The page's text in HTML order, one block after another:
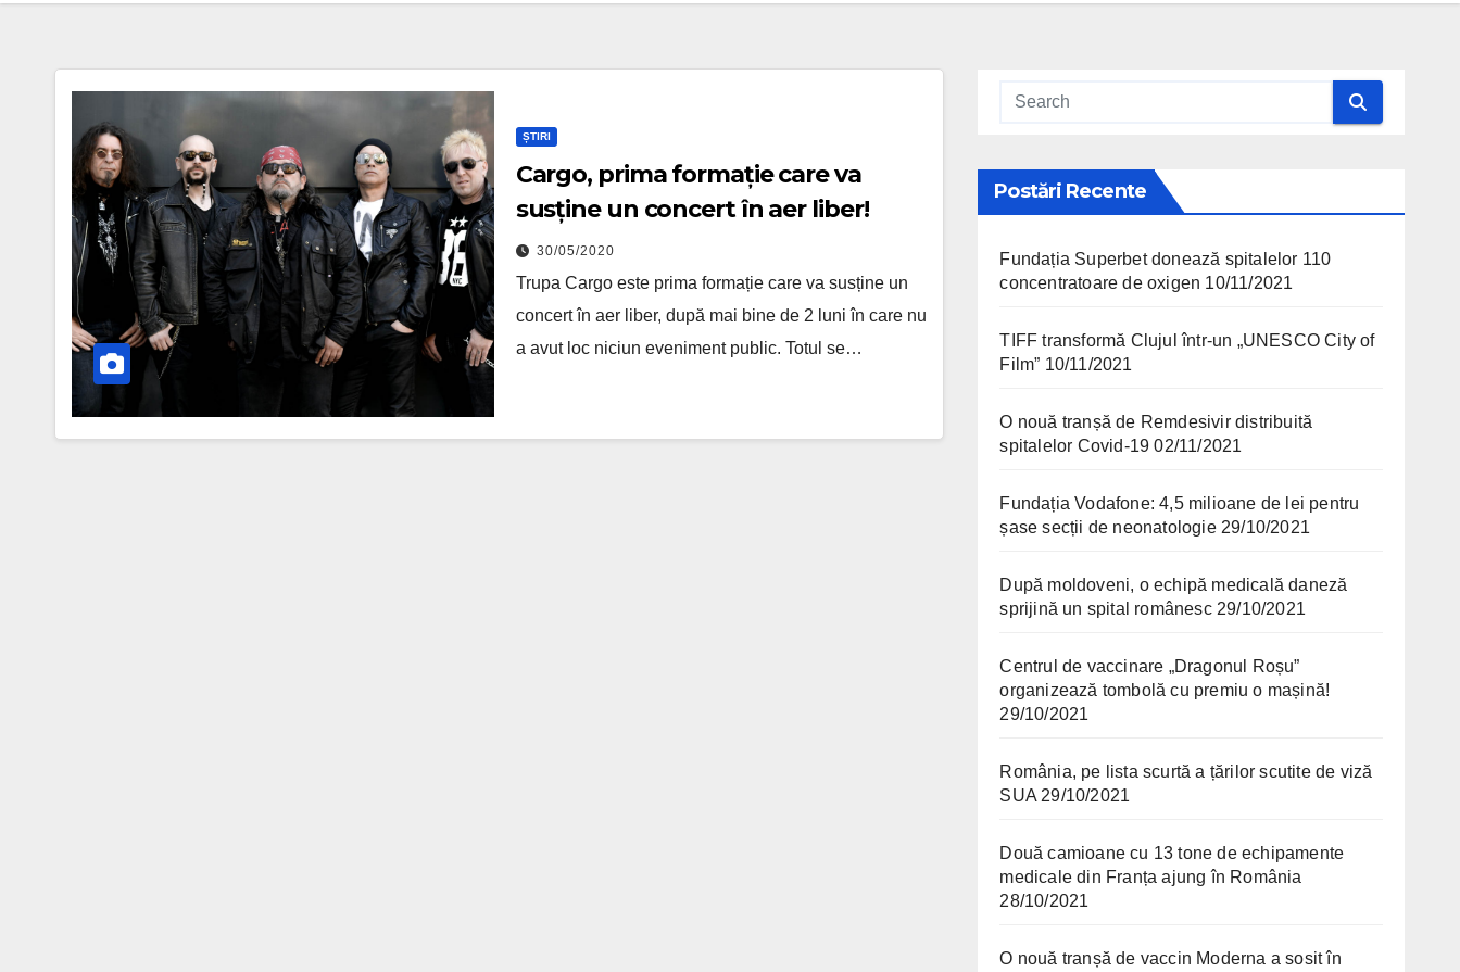
ȘTIRI
Cargo, prima formație care va
susține un concert în aer liber!
30/05/2020
Trupa Cargo este prima formație care va susține un
concert în aer liber, după mai bine de 2 luni în care nu
a avut loc niciun eveniment public. Totul se…
Postări Recente
Fundația Superbet donează spitalelor 110
concentratoare de oxigen 10/11/2021
TIFF transformă Clujul într-un „UNESCO City of
Film” 10/11/2021
O nouă tranșă de Remdesivir distribuită
spitalelor Covid-19 02/11/2021
Fundația Vodafone: 4,5 milioane de lei pentru
șase secții de neonatologie 29/10/2021
După moldoveni, o echipă medicală daneză
sprijină un spital românesc 29/10/2021
Centrul de vaccinare „Dragonul Roșu”
organizează tombolă cu premiu o mașină!
29/10/2021
România, pe lista scurtă a țărilor scutite de viză
SUA 29/10/2021
Două camioane cu 13 tone de echipamente
medicale din Franța ajung în România
28/10/2021
O nouă tranșă de vaccin Moderna a sosit în